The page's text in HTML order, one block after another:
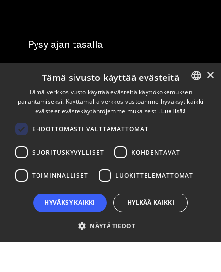
Pysy ajan tasalla
Tilaa uutiskirje
Seuraa meitä
LinkedIn Facebook Instagram
ENGLISH
×
Tämä sivusto käyttää evästeitä
Tämä verkkosivusto käyttää evästeitä käyttökokemuksen
parantamiseksi. Käyttämällä verkkosivustoamme hyväksyt kaikki
evästeet evästekäytäntöjemme mukaisesti.Lue lisää
EHDOTTOMASTI VÄLTTÄMÄTTÖMÄT
SUORITUSKYVYLLISET KOHDENTAVAT
TOIMINNALLISET LUOKITTELEMATTOMAT
HYVÄKSY KAIKKI HYLKÄÄ KAIKKI
NÄYTÄ TIEDOT